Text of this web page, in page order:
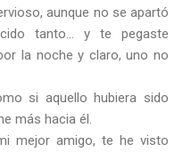
aunque no se apartó
tanto… y te pegaste
la noche y claro, uno no
si aquello hubiera sido
más hacia él.
mejor amigo, te he visto